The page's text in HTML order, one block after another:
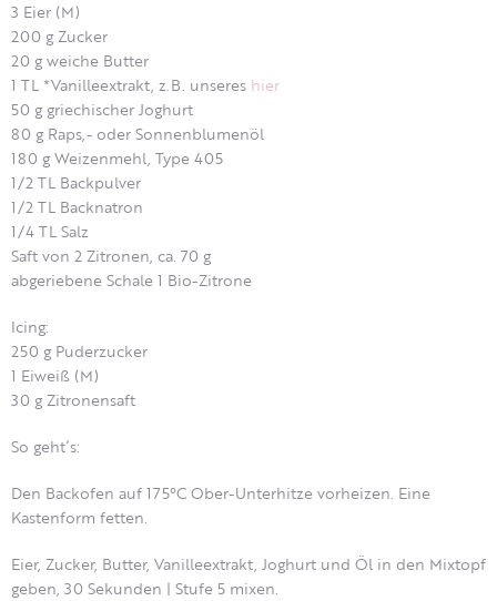
3 Eier (M)
200 g Zucker
20 g weiche Butter
1 TL *Vanilleextrakt, z.B. unseres hier
50 g griechischer Joghurt
80 g Raps,- oder Sonnenblumenöl
180 g Weizenmehl, Type 405
1/2 TL Backpulver
1/2 TL Backnatron
1/4 TL Salz
Saft von 2 Zitronen, ca. 70 g
abgeriebene Schale 1 Bio-Zitrone
Icing:
250 g Puderzucker
1 Eiweiß (M)
30 g Zitronensaft
So geht´s:
Den Backofen auf 175°C Ober-Unterhitze vorheizen. Eine
Kastenform fetten.
Eier, Zucker, Butter, Vanilleextrakt, Joghurt und Öl in den Mixtopf
geben, 30 Sekunden | Stufe 5 mixen.